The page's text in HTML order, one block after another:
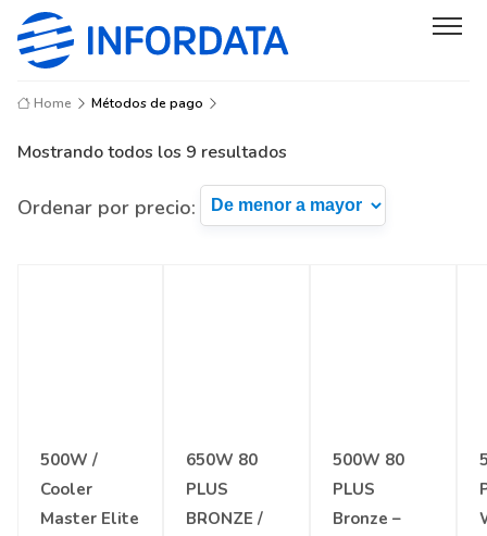
Home Métodos de pago
Mostrando todos los 9 resultados
Ordenar por precio:
500W /
Cooler
Master Elite
650W 80
PLUS
BRONZE /
500W 80
PLUS
Bronze –